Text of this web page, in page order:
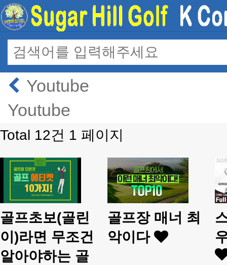
Youtube
Youtube
Total 12건 1 페이지
골프초보(골린
이)라면 무조건
알아야하는 골
골프장 매너 최
악이다